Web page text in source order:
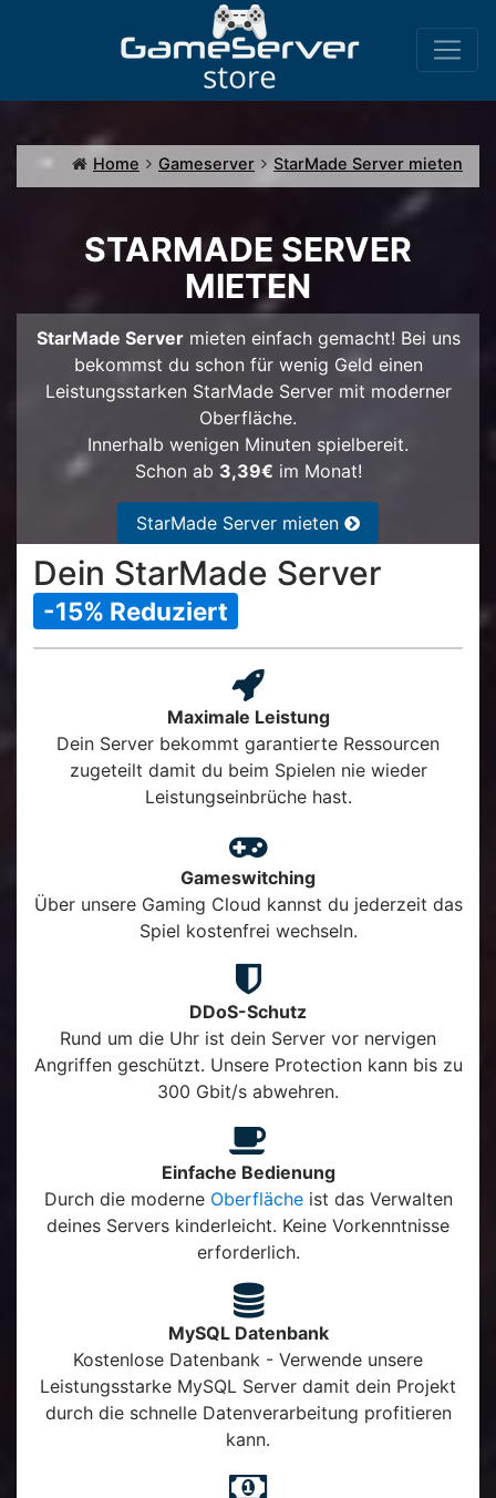
Home Gameserver StarMade Server mieten
STARMADE SERVER
MIETEN
StarMade Servermieten einfach gemacht! Bei uns
bekommst du schon für wenig Geld einen
Leistungsstarken StarMade Server mit moderner
Oberfläche.
Innerhalb wenigen Minuten spielbereit.
Schon ab 3,39€ im Monat!
StarMade Server mieten
Dein StarMade Server
-15% Reduziert
Maximale Leistung
Dein Server bekommt garantierte Ressourcen
zugeteilt damit du beim Spielen nie wieder
Leistungseinbrüche hast.
Gameswitching
Über unsere Gaming Cloud kannst du jederzeit das
Spiel kostenfrei wechseln.
DDoS-Schutz
Rund um die Uhr ist dein Server vor nervigen
Angriffen geschützt. Unsere Protection kann bis zu
300 Gbit/s abwehren.
Einfache Bedienung
Durch die moderne Oberflächeist das Verwalten
deines Servers kinderleicht. Keine Vorkenntnisse
erforderlich.
MySQL Datenbank
Kostenlose Datenbank - Verwende unsere
Leistungsstarke MySQL Server damit dein Projekt
durch die schnelle Datenverarbeitung profitieren
kann.